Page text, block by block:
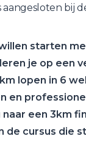
aangesloten bij
starten
je op een
lopen in 6
en
een 3km
de cursus die